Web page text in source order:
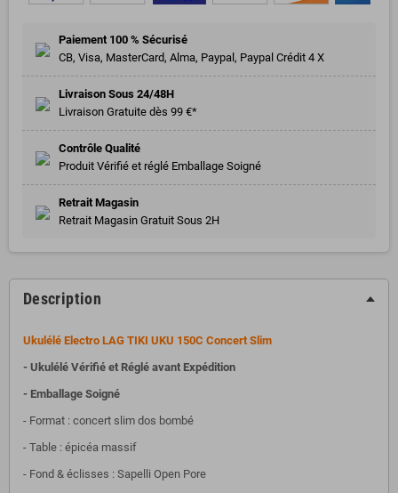
Paiement 100 % Sécurisé
CB, Visa, MasterCard, Alma, Paypal, Paypal Crédit 4 X
Livraison Sous 24/48H
Livraison Gratuite dès 99 €*
Contrôle Qualité
Produit Vérifié et réglé Emballage Soigné
Retrait Magasin
Retrait Magasin Gratuit Sous 2H
Description
Ukulélé Electro LAG TIKI UKU 150C Concert Slim
- Ukulélé Vérifié et Réglé avant Expédition
- Emballage Soigné
- Format : concert slim dos bombé
- Table : épicéa massif
- Fond & éclisses : Sapelli Open Pore